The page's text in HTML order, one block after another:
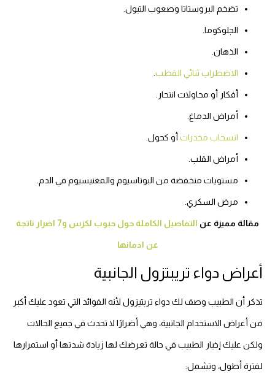
تضخم البروستاتا وصعوب التبول.
الجلوكوما.
الذهان.
الاضطراب ثنائي القطب
أفكار أو محاولات انتحار.
أمراض الدماغ.
انسحاب مخدرات أو كحول.
أمراض القلب.
مستويات منخفضة من البوتاسيوم والمغنيسيوم في الدم.
مرض السكري.
مقالة مميزة عن التفاصيل الكاملة حول حبوب لكزس و7 اضرار ناتجة
عن ادمانها
أعراض دواء تريبتزول الجانبية
تذكر أن الطبيب وصف لك دواء تربتيزول لأنه الفوائد التي تعود عليك أكبر
من أعراض الاستخدام الجانبية، وهي أضرارًا لا تحدث في جميع الحالات
ولكن عليك إخبار الطبيب في حالة تعرضك لها زيادة شدتها أو استمرارها
لفترة أطول، وتشمل: